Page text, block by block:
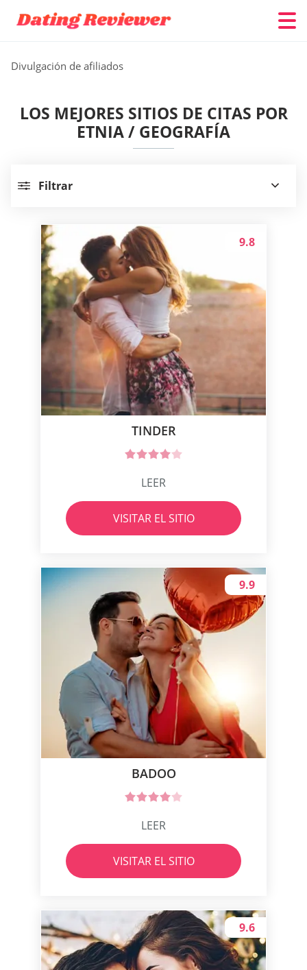
Divulgación de afiliados
LOS MEJORES SITIOS DE CITAS POR
ETNIA / GEOGRAFÍA
Filtrar
TINDER
9.8
LEER
VISITAR EL SITIO
BADOO
9.9
LEER
VISITAR EL SITIO
9.6